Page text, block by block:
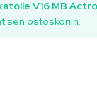
V16 MB
sen ostoskoriin.